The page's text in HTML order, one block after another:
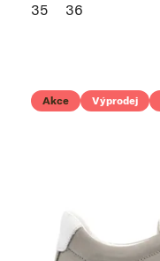
35 36
Akce Výprodej